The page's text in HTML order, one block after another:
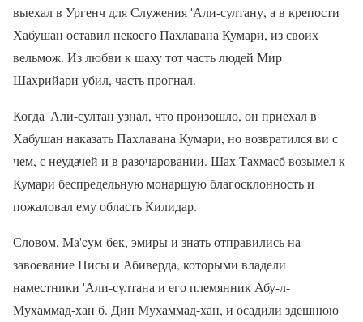
выехал в Ургенч для Служения 'Али-султану, а в крепости
Хабушан оставил некоего Пахлавана Кумари, из своих
вельмож. Из любви к шаху тот часть людей Мир
Шахрийари убил, часть прогнал.
Когда 'Али-султан узнал, что произошло, он приехал в
Хабушан наказать Пахлавана Кумари, но возвратился ви с
чем, с неудачей и в разочаровании. Шах Тахмасб возымел к
Кумари беспредельную монаршую благосклонность и
пожаловал ему область Килидар.
Словом, Ma'cyм-бек, эмиры и знать отправились на
завоевание Нисы и Абиверда, которыми владели
наместники 'Али-султана и его племянник Абу-л-
Мухаммад-хан б. Дин Мухаммад-хан, и осадили здешнюю